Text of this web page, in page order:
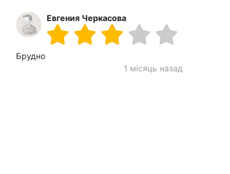
Евгения Черкасова
Брудно
1 місяць назад